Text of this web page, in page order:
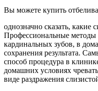
Вы можете купить
однозначно сказать, какие
Профессиональные методы
кардинальных зубов, в
сохранения результата.
способ процедура в
домашних условиях
виде раздражения